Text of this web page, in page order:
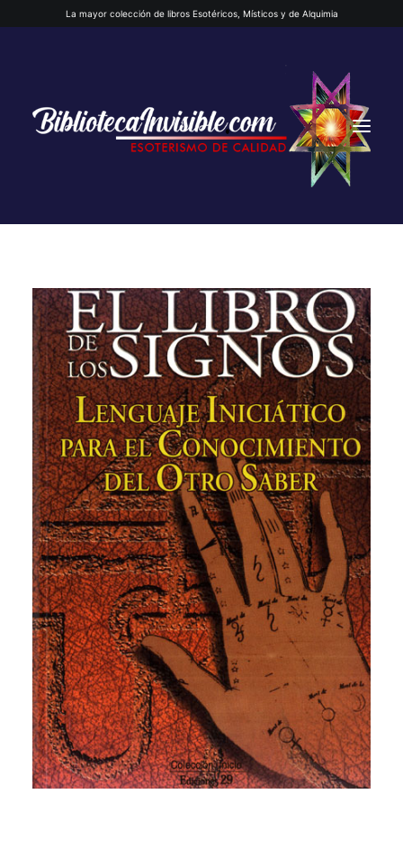
La mayor colección de libros Esotéricos, Místicos y de Alquimia
INICIO
QUIENES SOMOS
CATEGORÍAS
AUTORES DESTACADOS
GLOSARIO
CONTACTO
LOGIN / REGISTER
CART